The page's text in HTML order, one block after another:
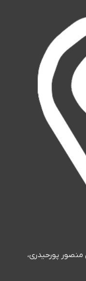
منصور پورحیدری،